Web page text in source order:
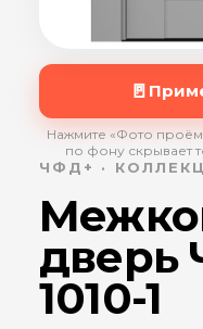
🚪
Нажмите «Фото
по фону скрывает
ЧФД+ ·
дверь
1010-1